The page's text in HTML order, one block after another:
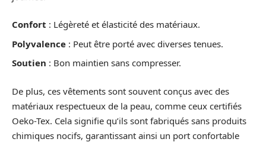
Confort : Légèreté et élasticité des matériaux.
Polyvalence : Peut être porté avec diverses tenues.
Soutien : Bon maintien sans compresser.
De plus, ces vêtements sont souvent conçus avec des
matériaux respectueux de la peau, comme ceux certifiés
Oeko-Tex. Cela signifie qu’ils sont fabriqués sans produits
chimiques nocifs, garantissant ainsi un port confortable